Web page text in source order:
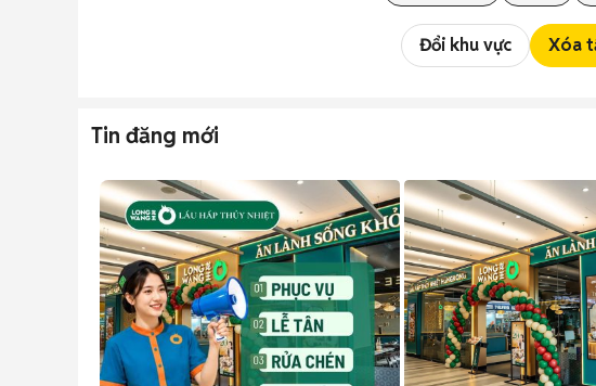
Đổi khu vực Xóa
Tin đăng mới